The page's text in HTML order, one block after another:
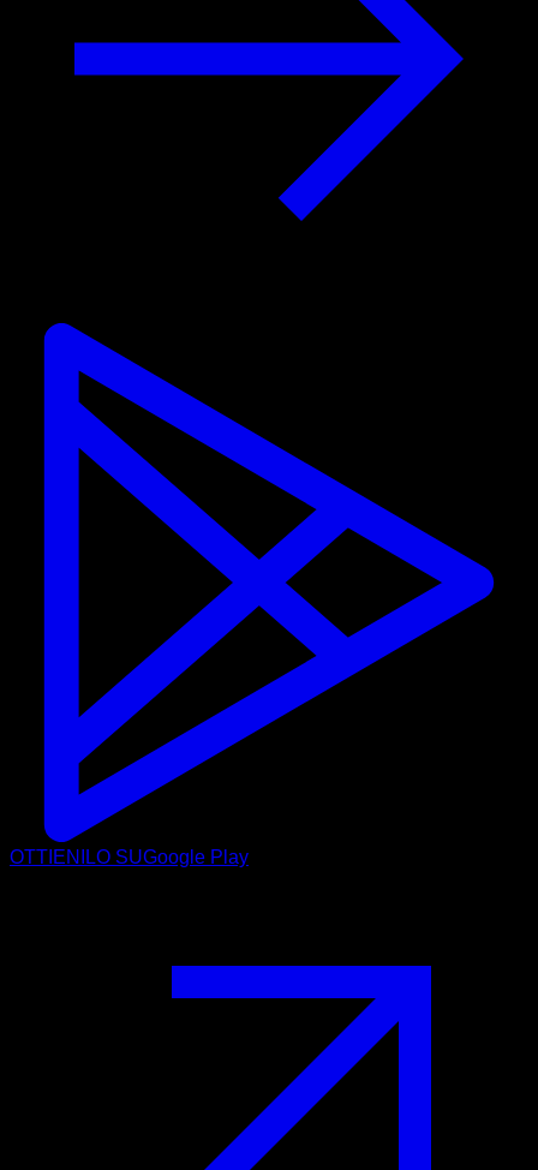
OTTIENILO SUGoogle Play